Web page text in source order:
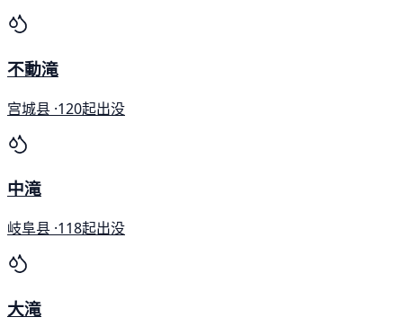
不動滝
宫城县 ·120起出没
中滝
岐阜县 ·118起出没
大滝